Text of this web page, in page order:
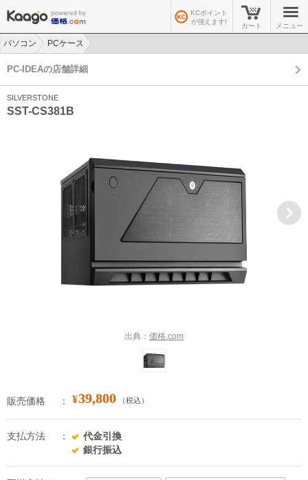
KCポイント
が使えます!
カート メニュー
パソコン
PCケース
PC-IDEAの店舗詳細
SILVERSTONE
SST-CS381B
出典： 価格.com
販売価格 ¥39,800 （税込）
支払方法
代金引換
銀行振込